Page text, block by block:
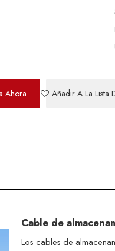
Ahora Añadir A La Lista
Cable de
Los cables de